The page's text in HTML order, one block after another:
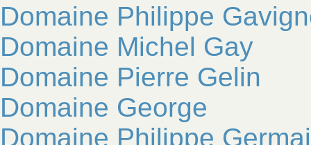
Domaine Philippe
Domaine Michel Gay
Domaine Pierre Gelin
Domaine George
Domaine Philippe